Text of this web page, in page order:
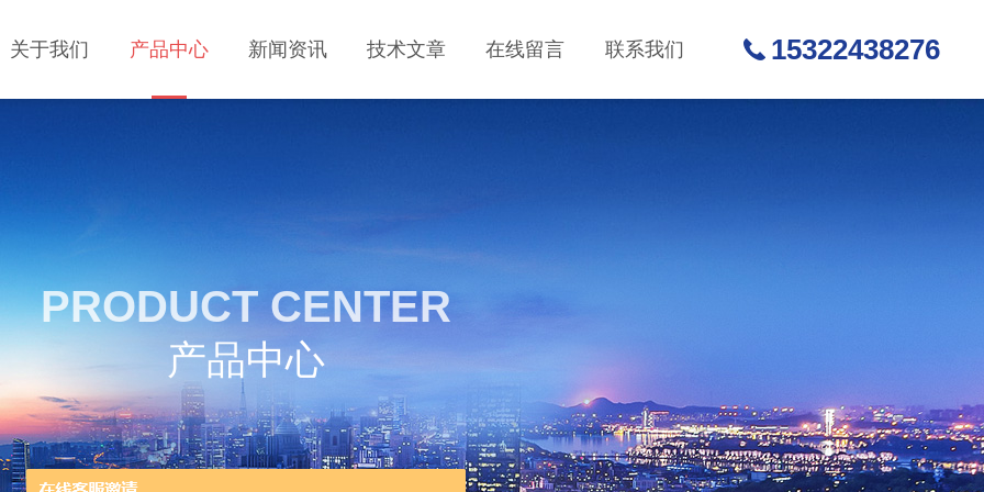
关于我们 产品中心 新闻资讯 技术文章 在线留言 联系我们 15322438276
PRODUCT CENTER
产品中心